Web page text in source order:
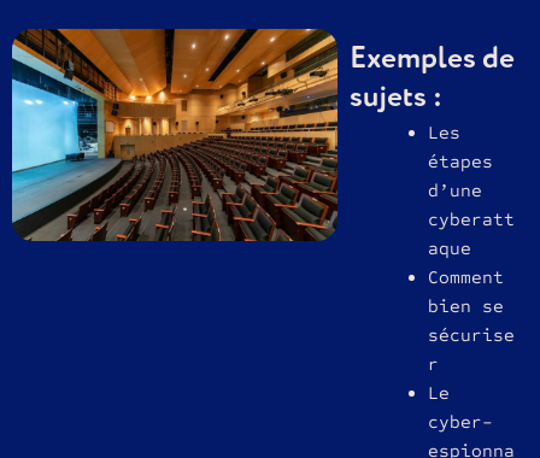
Exemples de
sujets :
Les
étapes
d’une
cyberatt
aque
Comment
bien se
sécurise
r
Le
cyber-
espionna